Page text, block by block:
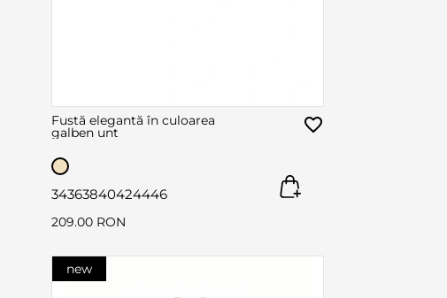
Fustă elegantă în culoarea
galben unt
34363840424446
209.00 RON
new